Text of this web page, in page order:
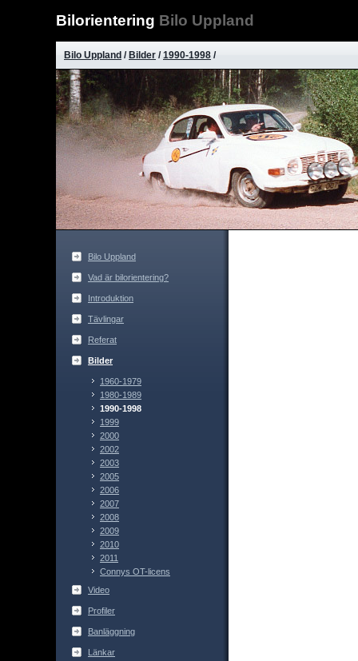
Bilorientering Bilo Uppland
Bilo Uppland / Bilder /1990-1998 /
Bilo Uppland
Vad är bilorientering?
Introduktion
Tävlingar
Referat
Bilder
1960-1979
1980-1989
1990-1998
1999
2000
2002
2003
2005
2006
2007
2008
2009
2010
2011
Connys OT-licens
Video
Profiler
Banläggning
Länkar